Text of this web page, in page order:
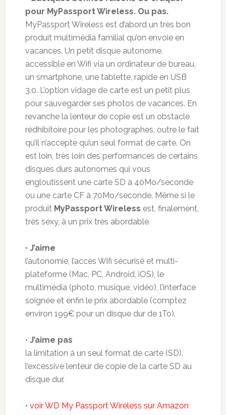
pour MyPassport Wireless. Ou pas.
MyPassport Wireless est d’abord un très bon
produit multimédia familial qu’on envoie en
vacances. Un petit disque autonome,
accessible en Wifi via un ordinateur de bureau,
un smartphone, une tablette, rapide en USB
3.0. L’option vidage de carte est un petit plus
pour sauvegarder ses photos de vacances. En
revanche la lenteur de copie est un obstacle
rédhibitoire pour les photographes, outre le fait
qu’il n’accepte qu’un seul format de carte. On
est loin, très loin des performances de certains
disques durs autonomes qui vous
engloutissent une carte SD à 40Mo/seconde
ou une carte CF à 70Mo/seconde. Même si le
produit MyPassport Wireless est, finalement,
très sexy, à un prix très abordable.
• J’aime
l’autonomie, l’accès Wifi sécurisé et multi-
plateforme (Mac, PC, Android, iOS), le
multimédia (photo, musique, vidéo), l’interface
soignée et enfin le prix abordable (comptez
environ 199€ pour un disque dur de 1To).
• J’aime pas
la limitation à un seul format de carte (SD),
l’excessive lenteur de copie de la carte SD au
disque dur.
• voir WD My Passport Wireless sur Amazon